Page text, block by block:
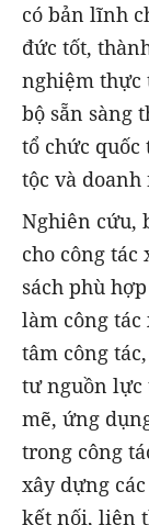
có bản lĩnh
đức tốt,
nghiệm thực
bộ sẵn sàng
tổ chức quốc
tộc và
Nghiên cứu,
cho công
sách phù
làm công tác
tâm công
tư nguồn lực
mẽ, ứng
trong công
xây dựng
kết nối, liên